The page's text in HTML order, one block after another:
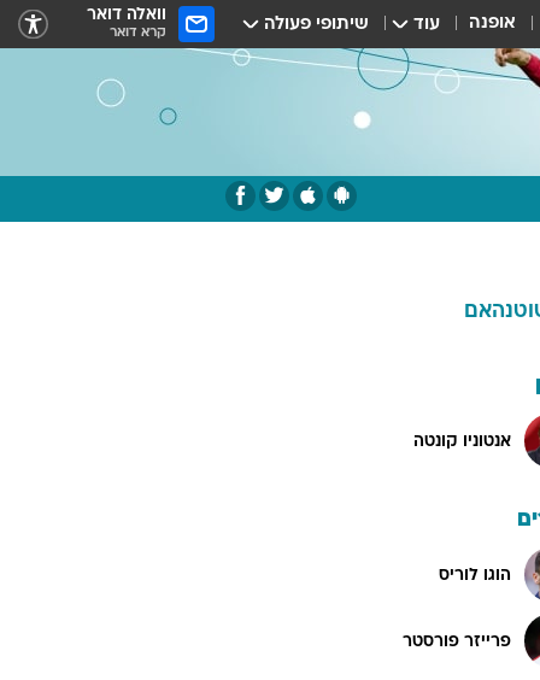
אופנה עוד שיתופי פעולה וואלה דואר
קרא דואר
אנטוניו קונטה
הוגו לוריס
פרייזר פורסטר